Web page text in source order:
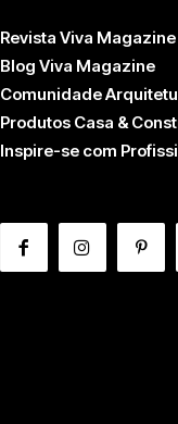
Revista Viva Magazine
Blog Viva Magazine
Comunidade
Produtos Casa &
Inspire-se com